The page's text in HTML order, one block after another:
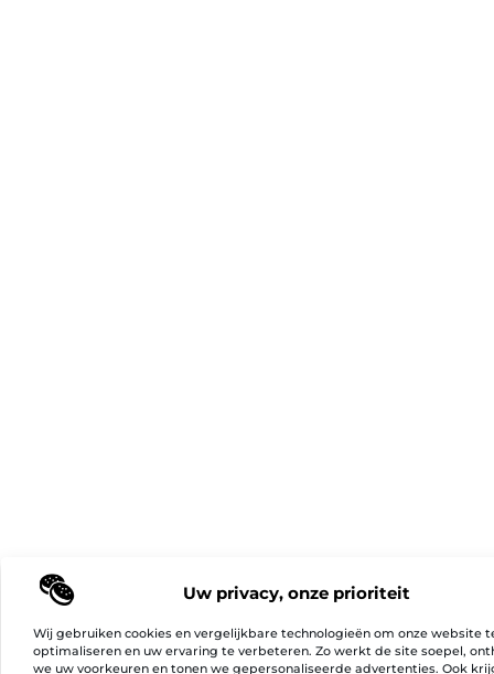
Uw privacy, onze prioriteit
Wij gebruiken cookies en vergelijkbare technologieën om onze website
optimaliseren en uw ervaring te verbeteren. Zo werkt de site soepel,
we uw voorkeuren en tonen we gepersonaliseerde advertenties. Ook